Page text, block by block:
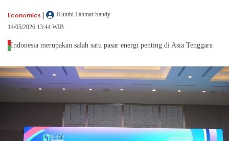
Economics |
Kunthi Fahmar Sandy
14/05/2026 13:44 WIB
Indonesia merupakan salah satu pasar energi penting di Asia Tenggara